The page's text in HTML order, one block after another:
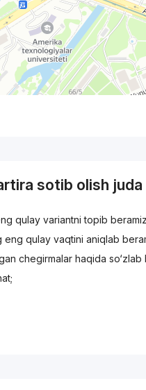
sotib olish juda
qulay variantni topib
eng qulay vaqtini aniqlab
chegirmalar haqida so‘zlab